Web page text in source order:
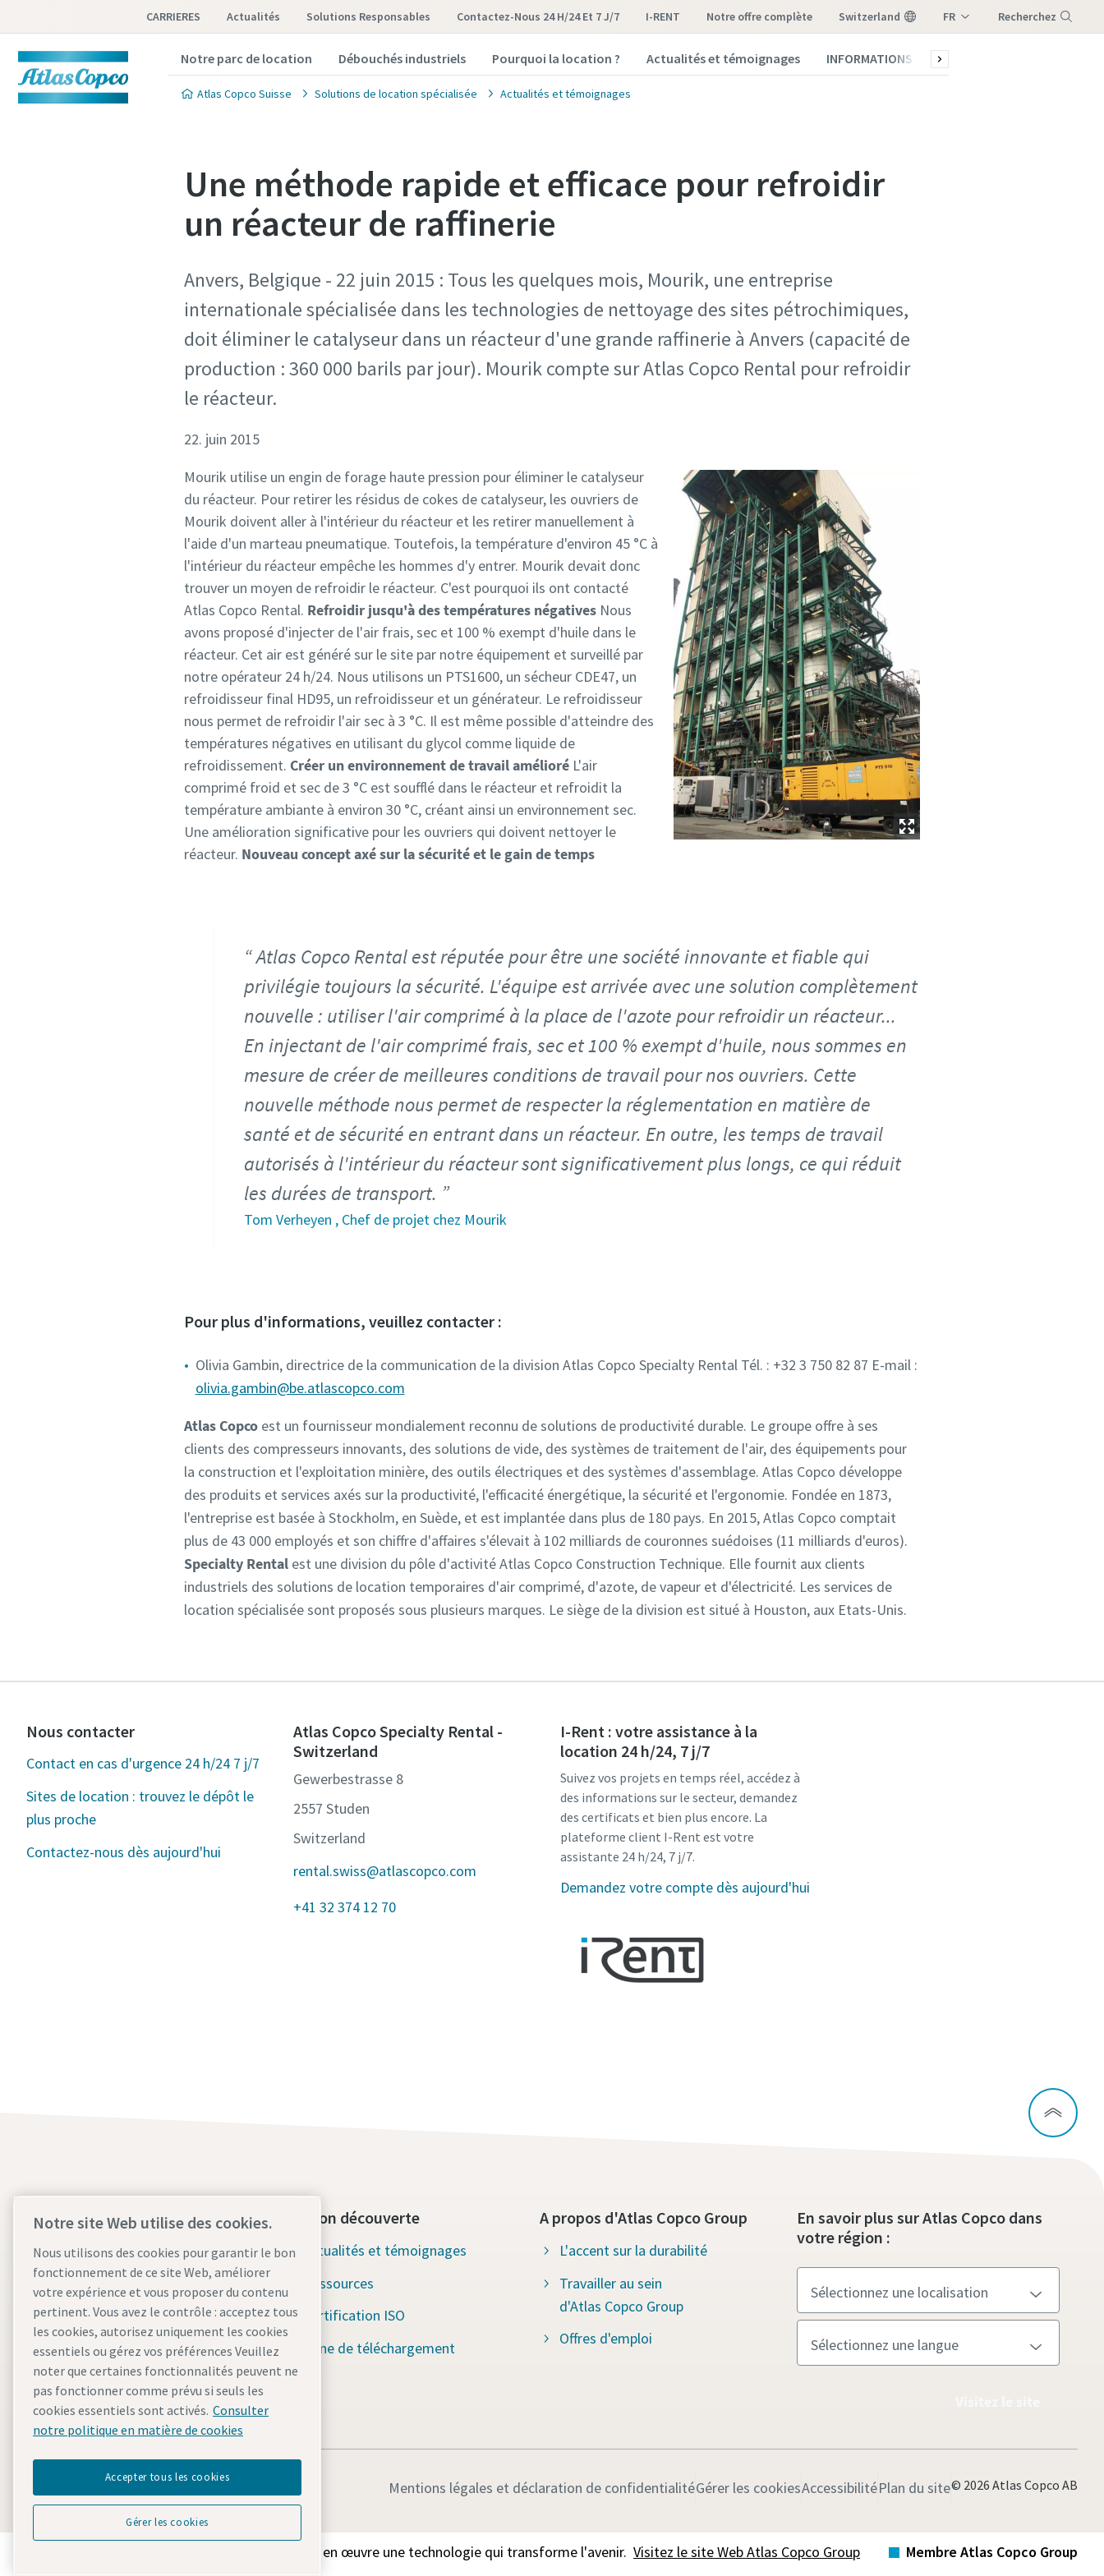
CARRIERES Actualités Solutions Responsables Contactez-Nous 24 H/24 Et 7 J/7 I-RENT notre offre complète Switzerland FR Recherchez
Notre parc de location Débouchés industriels Pourquoi la location ? Actualités et témoignages INFORMATIONS Qui sommes-nous ?
Atlas Copco Suisse Solutions de location spécialisée Actualités et témoignages
Une méthode rapide et efficace pour refroidir
un réacteur de raffinerie
Anvers, Belgique - 22 juin 2015 : Tous les quelques mois, Mourik, une entreprise
internationale spécialisée dans les technologies de nettoyage des sites pétrochimiques,
doit éliminer le catalyseur dans un réacteur d'une grande raffinerie à Anvers (capacité de
production : 360 000 barils par jour). Mourik compte sur Atlas Copco Rental pour refroidir
le réacteur.
22. juin 2015
Mourik utilise un engin de forage haute pression pour éliminer le catalyseur
du réacteur. Pour retirer les résidus de cokes de catalyseur, les ouvriers de
Mourik doivent aller à l'intérieur du réacteur et les retirer manuellement à
l'aide d'un marteau pneumatique. Toutefois, la température d'environ 45 °C à
l'intérieur du réacteur empêche les hommes d'y entrer. Mourik devait donc
trouver un moyen de refroidir le réacteur. C'est pourquoi ils ont contacté
Atlas Copco Rental. Refroidir jusqu'à des températures négatives Nous
avons proposé d'injecter de l'air frais, sec et 100 % exempt d'huile dans le
réacteur. Cet air est généré sur le site par notre équipement et surveillé par
notre opérateur 24 h/24. Nous utilisons un PTS1600, un sécheur CDE47, un
refroidisseur final HD95, un refroidisseur et un générateur. Le refroidisseur
nous permet de refroidir l'air sec à 3 °C. Il est même possible d'atteindre des
températures négatives en utilisant du glycol comme liquide de
refroidissement. Créer un environnement de travail amélioré L'air
comprimé froid et sec de 3 °C est soufflé dans le réacteur et refroidit la
température ambiante à environ 30 °C, créant ainsi un environnement sec.
Une amélioration significative pour les ouvriers qui doivent nettoyer le
réacteur. Nouveau concept axé sur la sécurité et le gain de temps
Atlas Copco Rental est réputée pour être une société innovante et fiable qui
privilégie toujours la sécurité. L'équipe est arrivée avec une solution complètement
nouvelle : utiliser l'air comprimé à la place de l'azote pour refroidir un réacteur...
En injectant de l'air comprimé frais, sec et 100 % exempt d'huile, nous sommes en
mesure de créer de meilleures conditions de travail pour nos ouvriers. Cette
nouvelle méthode nous permet de respecter la réglementation en matière de
santé et de sécurité en entrant dans un réacteur. En outre, les temps de travail
autorisés à l'intérieur du réacteur sont significativement plus longs, ce qui réduit
les durées de transport.
Tom Verheyen , Chef de projet chez Mourik
Pour plus d'informations, veuillez contacter :
Olivia Gambin, directrice de la communication de la division Atlas Copco Specialty Rental Tél. : +32 3 750 82 87 E-mail :
olivia.gambin@be.atlascopco.com
Atlas Copco est un fournisseur mondialement reconnu de solutions de productivité durable. Le groupe offre à ses
clients des compresseurs innovants, des solutions de vide, des systèmes de traitement de l'air, des équipements pour
la construction et l'exploitation minière, des outils électriques et des systèmes d'assemblage. Atlas Copco développe
des produits et services axés sur la productivité, l'efficacité énergétique, la sécurité et l'ergonomie. Fondée en 1873,
l'entreprise est basée à Stockholm, en Suède, et est implantée dans plus de 180 pays. En 2015, Atlas Copco comptait
plus de 43 000 employés et son chiffre d'affaires s'élevait à 102 milliards de couronnes suédoises (11 milliards d'euros).
Specialty Rental est une division du pôle d'activité Atlas Copco Construction Technique. Elle fournit aux clients
industriels des solutions de location temporaires d'air comprimé, d'azote, de vapeur et d'électricité. Les services de
location spécialisée sont proposés sous plusieurs marques. Le siège de la division est situé à Houston, aux Etats-Unis.
Nous contacter
Contact en cas d'urgence 24 h/24 7 j/7
Sites de location : trouvez le dépôt le
plus proche
Contactez-nous dès aujourd'hui
Atlas Copco Specialty Rental -
Switzerland
Gewerbestrasse 8
2557 Studen
Switzerland
rental.swiss@atlascopco.com
+41 32 374 12 70
I-Rent : votre assistance à la
location 24 h/24, 7 j/7
Suivez vos projets en temps réel, accédez à
des informations sur le secteur, demandez
des certificats et bien plus encore. La
plateforme client I-Rent est votre
assistante 24 h/24, 7 j/7.
Demandez votre compte dès aujourd'hui
Contactez-nous dès aujourd'hui
Assistance d'urgence 24h/24 et
7j/7
Nos services
Parc
Industries
Pourquoi la location ?
Section découverte
Actualités et témoignages
Ressources
Certification ISO
Zone de téléchargement
A propos d'Atlas Copco Group
L'accent sur la durabilité
Travailler au sein
d'Atlas Copco Group
Offres d'emploi
En savoir plus sur Atlas Copco dans
votre région :
Mentions légales et déclaration de confidentialitéGérer les cookiesAccessibilitéPlan du site© 2026 Atlas Copco AB
Découvrez comment le groupe Atlas Copco met en œuvre une technologie qui transforme l'avenir. Visitez le site Web Atlas Copco Group Membre Atlas Copco Group
Notre site Web utilise des cookies.
Nous utilisons des cookies pour garantir le bon
fonctionnement de ce site Web, améliorer
votre expérience et vous proposer du contenu
pertinent. Vous avez le contrôle : acceptez tous
les cookies, autorisez uniquement les cookies
essentiels ou gérez vos préférences Veuillez
noter que certaines fonctionnalités peuvent ne
pas fonctionner comme prévu si seuls les
cookies essentiels sont activés. Consulter
notre politique en matière de cookies
Accepter tous les cookies
Gérer les cookies